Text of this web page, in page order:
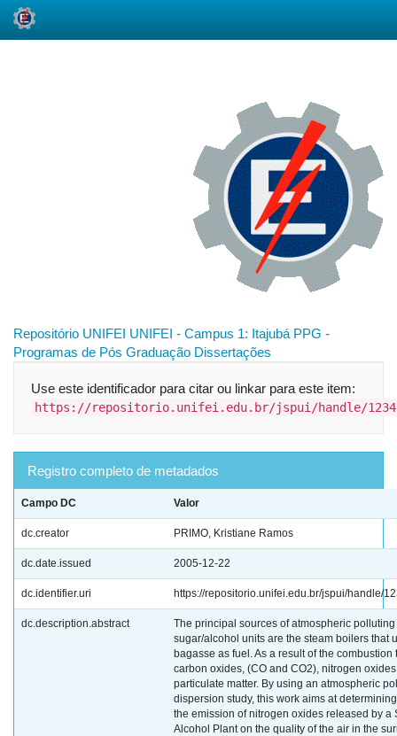
Repositório UNIFEI UNIFEI - Campus 1: Itajubá PPG -
Programas de Pós Graduação Dissertações
Use este identificador para citar ou linkar para este item:
https://repositorio.unifei.edu.br/jspui/handle/
Registro completo de metadados
Campo DC Valor
dc.creator PRIMO, Kristiane Ramos
dc.date.issued 2005-12-22
dc.identifier.uri https://repositorio.unifei.edu.br/jspui/handle/
dc.description.abstract
The principal sources of atmospheric
sugar/alcohol units are the steam boilers that
bagasse as fuel. As a result of the combustion
carbon oxides, (CO and CO2), nitrogen
particulate matter. By using an atmospheric
dispersion study, this work aims at
the emission of nitrogen oxides released by a
Alcohol Plant on the quality of the air in the